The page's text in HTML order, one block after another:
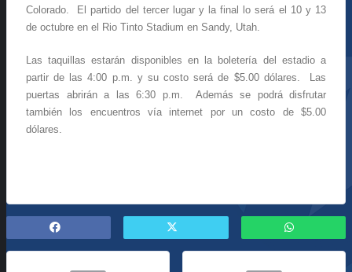
Colorado. El partido del tercer lugar y la final lo será el 10 y 13
de octubre en el Rio Tinto Stadium en Sandy, Utah.
Las taquillas estarán disponibles en la boletería del estadio a
partir de las 4:00 p.m. y su costo será de $5.00 dólares. Las
puertas abrirán a las 6:30 p.m. Además se podrá disfrutar
también los encuentros vía internet por un costo de $5.00
dólares.